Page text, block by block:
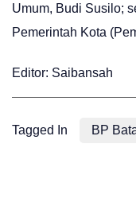
Umum, Budi Susilo;
Pemerintah Kota
Editor: Saibansah
Tagged In BP